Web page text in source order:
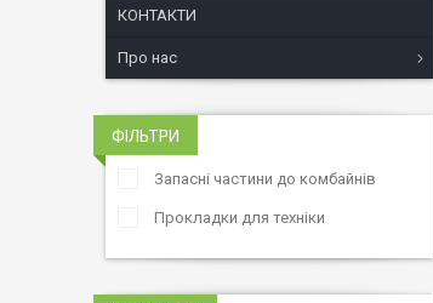
КОНТАКТИ
Про нас
ФІЛЬТРИ
Запасні частини до комбайнів
Прокладки для техніки